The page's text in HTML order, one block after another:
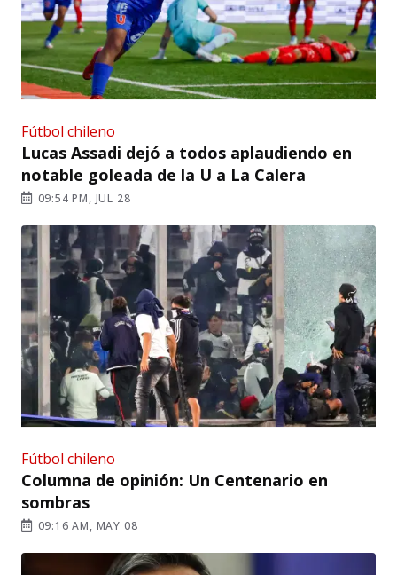
Fútbol chileno
Lucas Assadi dejó a todos aplaudiendo en
notable goleada de la U a La Calera
09:54 PM, JUL 28
Fútbol chileno
Columna de opinión: Un Centenario en
sombras
09:16 AM, MAY 08